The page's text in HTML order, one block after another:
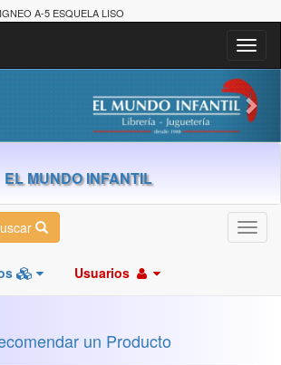
A-5 ESQUELA LISO
EL MUNDO INFANTIL
Usuarios
un Producto